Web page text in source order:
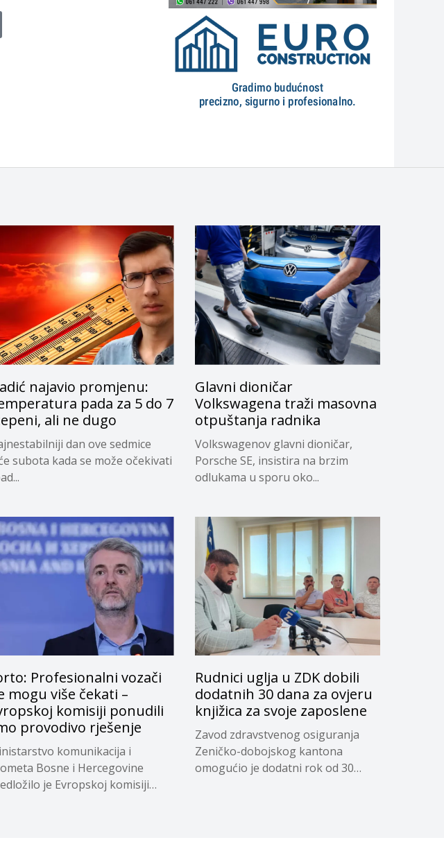
najavio promjenu:
pada za 5 do 7
ali ne dugo
dan ove sedmice
subota kada se može očekivati
Glavni dioničar
Volkswagena traži masovna
otpuštanja radnika
Volkswagenov glavni dioničar,
Porsche SE, insistira na brzim
odlukama u sporu oko...
Profesionalni vozači
mogu više čekati –
komisiji ponudili
provodivo rješenje
komunikacija i
Bosne i Hercegovine
je Evropskoj komisiji
Rudnici uglja u ZDK dobili
dodatnih 30 dana za ovjeru
knjižica za svoje zaposlene
Zavod zdravstvenog osiguranja
Zeničko-dobojskog kantona
omogućio je dodatni rok od 30